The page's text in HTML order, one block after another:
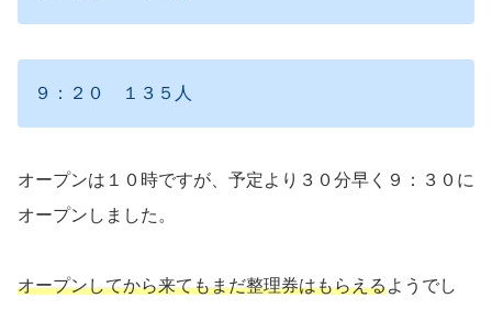
９：２０ １３５人
オープンは１０時ですが、予定より３０分早く９：３０に
オープンしました。
オープンしてから来てもまだ整理券はもらえるようでし